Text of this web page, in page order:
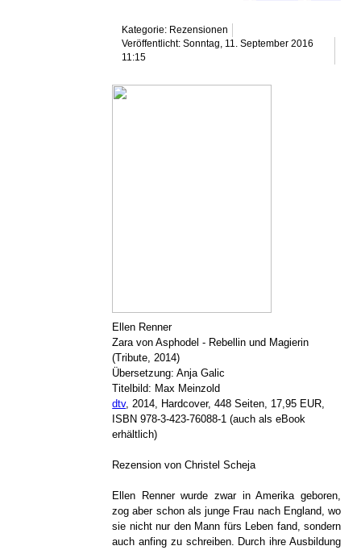
Kategorie: Rezensionen
Veröffentlicht: Sonntag, 11. September 2016
11:15
Ellen Renner
Zara von Asphodel - Rebellin und Magierin
(Tribute, 2014)
Übersetzung: Anja Galic
Titelbild: Max Meinzold
dtv, 2014, Hardcover, 448 Seiten, 17,95 EUR,
ISBN 978-3-423-76088-1 (auch als eBook
erhältlich)
Rezension von Christel Scheja
Ellen Renner wurde zwar in Amerika geboren,
zog aber schon als junge Frau nach England, wo
sie nicht nur den Mann fürs Leben fand, sondern
auch anfing zu schreiben. Durch ihre Ausbildung